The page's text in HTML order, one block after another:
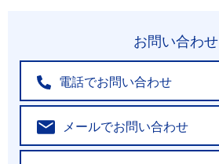
お問い合わせ
電話でお問い合わせ
メールでお問い合わせ